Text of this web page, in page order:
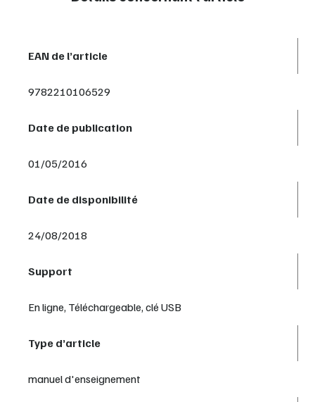
EAN de l’article
9782210106529
Date de publication
01/05/2016
Date de disponibilité
24/08/2018
Support
En ligne, Téléchargeable, clé USB
Type d’article
manuel d'enseignement